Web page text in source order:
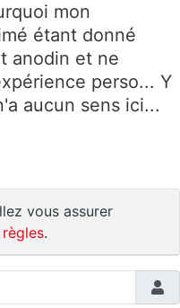
mon
étant donné
anodin et ne
perso... Y
aucun sens ici...
vous assurer
.